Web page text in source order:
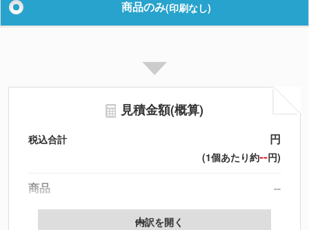
商品のみ(印刷なし)
見積金額(概算)
税込合計 円
(1個あたり約--円)
商品
--
送料
※北海道・沖縄・離島 別途
内訳を開く